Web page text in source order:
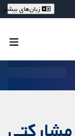
زبان‌های بیشتر
مشارکتی